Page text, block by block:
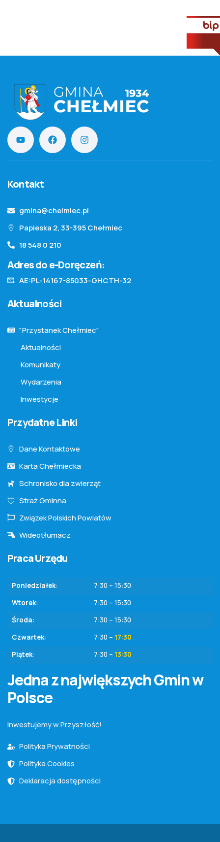
Kontakt
gmina@chelmiec.pl
Papieska 2, 33-395 Chełmiec
18 548 0 210
Adres do e-Doręczeń:
AE:PL-14167-85033-GHCTH-32
Praca Urzędu
Poniedziałek:
7:30 – 15:30
Wtorek:
7:30 – 15:30
Środa:
7:30 – 15:30
Czwartek: 7:30 – 17:30
Piątek: 7:30 – 13:30
Aktualności
"Przystanek Chełmiec"
Aktualności
Komunikaty
Wydarzenia
Inwestycje
Przydatne Linki
Dane Kontaktowe
Karta Chełmiecka
Schronisko dla zwierząt
Straż Gminna
Związek Polskich Powiatów
Wideotłumacz
Jedna z największych Gmin w
Polsce
Inwestujemy w Przyszłość!
Polityka Prywatności
Polityka Cookies
Deklaracja dostępności